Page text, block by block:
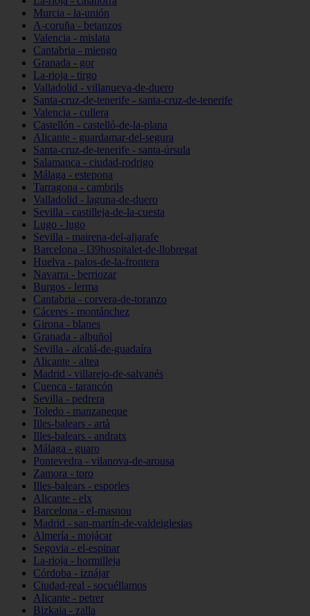
Murcia - la-unión
A-coruña - betanzos
Valencia - mislata
Cantabria - miengo
Granada - gor
La-rioja - tirgo
Valladolid - villanueva-de-duero
Santa-cruz-de-tenerife - santa-cruz-de-tenerife
Valencia - cullera
Castellón - castelló-de-la-plana
Alicante - guardamar-del-segura
Santa-cruz-de-tenerife - santa-úrsula
Salamanca - ciudad-rodrigo
Málaga - estepona
Tarragona - cambrils
Valladolid - laguna-de-duero
Sevilla - castilleja-de-la-cuesta
Lugo - lugo
Sevilla - mairena-del-aljarafe
Barcelona - l39hospitalet-de-llobregat
Huelva - palos-de-la-frontera
Navarra - berriozar
Burgos - lerma
Cantabria - corvera-de-toranzo
Cáceres - montánchez
Girona - blanes
Granada - albuñol
Sevilla - alcalá-de-guadaíra
Alicante - altea
Madrid - villarejo-de-salvanés
Cuenca - tarancón
Sevilla - pedrera
Toledo - manzaneque
Illes-balears - artà
Illes-balears - andratx
Málaga - guaro
Pontevedra - vilanova-de-arousa
Zamora - toro
Illes-balears - esporles
Alicante - elx
Barcelona - el-masnou
Madrid - san-martín-de-valdeiglesias
Almería - mojácar
Segovia - el-espinar
La-rioja - hormilleja
Córdoba - iznájar
Ciudad-real - socuéllamos
Alicante - petrer
Bizkaia - zalla